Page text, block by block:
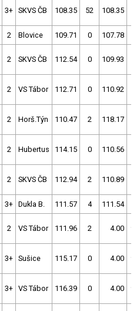
3+ SKVS ČB 108.35 52 108.35
2 Blovice 109.71 0 107.78
2 SKVS ČB 112.54 0 109.93
2 VS Tábor 112.71 0 110.92
2 Horš.Týn 110.47 2 118.17
2 Hubertus 114.15 0 110.56
2 SKVS ČB 112.94 2 110.89
3+ Dukla B. 111.57 4 111.54
2 VS Tábor 111.96 2 4.00
3+ Sušice 115.17 0 4.00
3+ VS Tábor 116.39 0 4.00